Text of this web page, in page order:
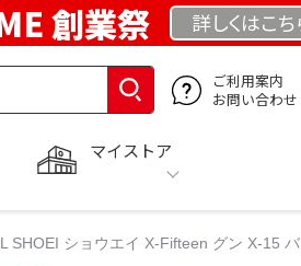
創業祭 詳しくはこち
ご利用案内
お問い合わせ
マイストア
SHOEI ショウエイ X-Fifteen グン X-15